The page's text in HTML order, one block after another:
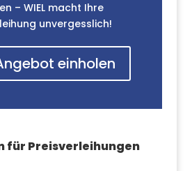
– WIEL macht Ihre
unvergesslich!
einholen
für Preisverleihungen